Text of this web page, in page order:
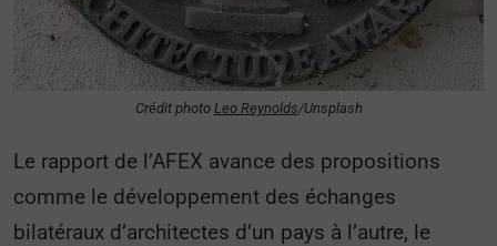
Crédit photo Leo Reynolds/Unsplash
Le rapport de l’AFEX avance des propositions
comme le développement des échanges
bilatéraux d’architectes d’un pays à l’autre, le